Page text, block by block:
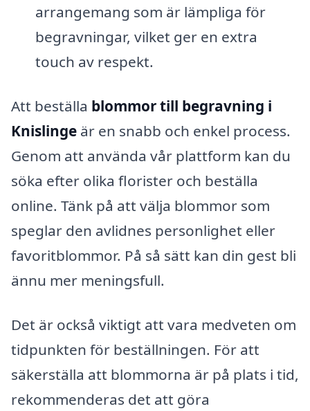
arrangemang som är lämpliga för
begravningar, vilket ger en extra
touch av respekt.
Att beställa blommor till begravning i
Knislinge är en snabb och enkel process.
Genom att använda vår plattform kan du
söka efter olika florister och beställa
online. Tänk på att välja blommor som
speglar den avlidnes personlighet eller
favoritblommor. På så sätt kan din gest bli
ännu mer meningsfull.
Det är också viktigt att vara medveten om
tidpunkten för beställningen. För att
säkerställa att blommorna är på plats i tid,
rekommenderas det att göra